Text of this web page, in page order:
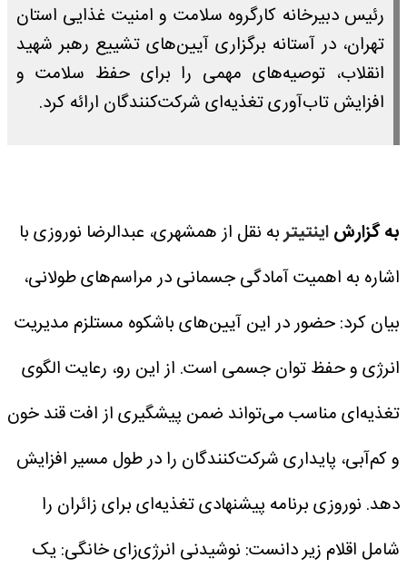
رئیس دبیرخانه کارگروه سلامت و امنیت غذایی استان
تهران، در آستانه برگزاری آیین‌های تشییع رهبر شهید
انقلاب، توصیه‌های مهمی را برای حفظ سلامت و
افزایش تاب‌آوری تغذیه‌ای شرکت‌کنندگان ارائه کرد.
به گزارشاینتیتربه نقل از همشهری، عبدالرضا نوروزی با
اشاره به اهمیت آمادگی جسمانی در مراسم‌های طولانی،
بیان کرد: حضور در این آیین‌های باشکوه مستلزم مدیریت
انرژی و حفظ توان جسمی است. از این رو، رعایت الگوی
تغذیه‌ای مناسب می‌تواند ضمن پیشگیری از افت قند خون
و کم‌آبی، پایداری شرکت‌کنندگان را در طول مسیر افزایش
دهد. نوروزی برنامه پیشنهادی تغذیه‌ای برای زائران را
شامل اقلام زیر دانست: نوشیدنی انرژی‌زای خانگی: یک